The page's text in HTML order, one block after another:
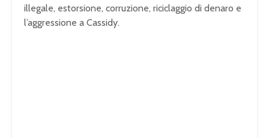
illegale, estorsione, corruzione, riciclaggio di denaro e
l’aggressione a Cassidy.